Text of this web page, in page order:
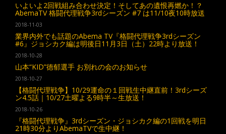
いよいよ2回戦組み合わせ決定！そしてあの遺恨再燃か！？
AbemaTV 格闘代理戦争3rdシーズン #7 は11/10夜10時放送
2018-11-03
業界内外でも話題のAbema TV『格闘代理戦争3rdシーズン
#6』ジョシカク編は明後日11月3日（土）22時より放送！
2018-10-28
山本“KID”徳郁選手 お別れの会のお知らせ
2018-10-27
【格闘代理戦争】10/29運命の１回戦生中継直前！3rdシーズ
ン4.5話｜10/27土曜よる9時半～生放送！
2018-10-26
『格闘代理戦争』3rdシーズン・ジョシカク編の1回戦を明日
21時30分よりAbemaTVで生中継！